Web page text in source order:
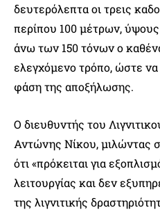
δευτερόλεπτα οι τρεις
περίπου 100 μέτρων,
άνω των 150 τόνων ο
ελεγχόμενο τρόπο, ώστε
φάση της αποξήλωσης.
Ο διευθυντής του
Αντώνης Νίκου,
ότι «πρόκειται για
λειτουργίας και δεν
της λιγνιτικής